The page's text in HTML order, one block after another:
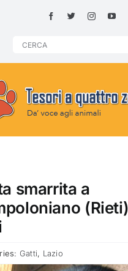
Search
DA ADOTTARE
RITROVATI
smarrita a
Gatti, Lazio